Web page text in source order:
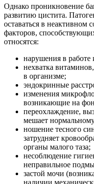
Однако проникновение
развитию цистита.
оставаться в неактивном
факторов,
относятся:
нарушения в
нехватка
в организме;
эндокринные
изменения
возникающие на
переохлаждение,
мешает
ношение тесного
затрудняет
органы малого таза;
несоблюдение
неправильное
застой мочи
наличии